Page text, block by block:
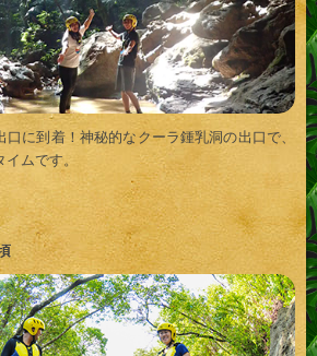
に到着！神秘的なクーラ鍾乳洞の出口で、
ムです。